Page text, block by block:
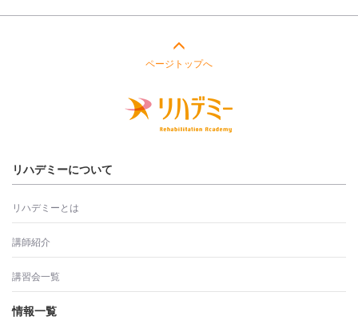
ページトップへ
リハデミーについて
リハデミーとは
講師紹介
講習会一覧
情報一覧